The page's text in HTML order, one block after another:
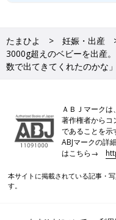
たまひよ 妊娠・出産
3000g超えのベビーを出産
数で出てきてくれたのかな
ＡＢＪマークは
著作権者からコ
であることを示
ABJマークの詳
はこちら→
本サイトに掲載されている記事・
す。